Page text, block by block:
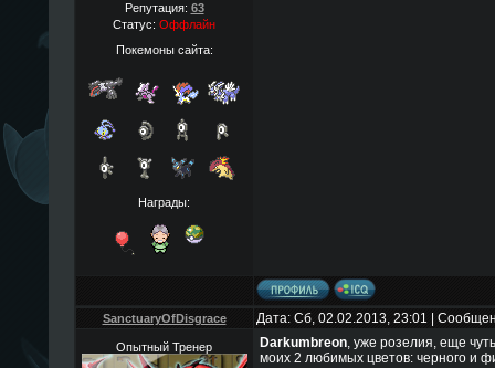
Репутация: 63
Статус: Оффлайн
Покемоны сайта:
Награды:
SanctuaryOfDisgrace Дата: Сб, 02.02.2013, 23:01 |
Опытный Тренер Darkumbreon, уже розелия, еще
моих 2 любимых цветов: черного и